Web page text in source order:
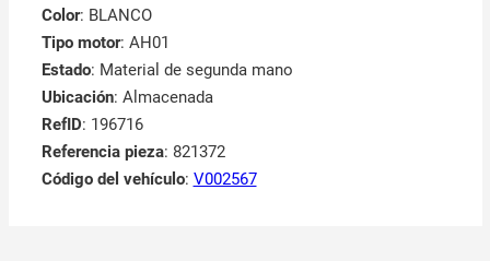
Color: BLANCO
Tipo motor: AH01
Estado: Material de segunda mano
Ubicación: Almacenada
RefID: 196716
Referencia pieza: 821372
Código del vehículo: V002567